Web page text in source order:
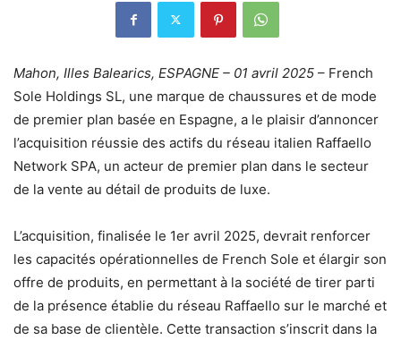
Mahon, Illes Balearics, ESPAGNE – 01 avril 2025 – French
Sole Holdings SL, une marque de chaussures et de mode
de premier plan basée en Espagne, a le plaisir d’annoncer
l’acquisition réussie des actifs du réseau italien Raffaello
Network SPA, un acteur de premier plan dans le secteur
de la vente au détail de produits de luxe.
L’acquisition, finalisée le 1er avril 2025, devrait renforcer
les capacités opérationnelles de French Sole et élargir son
offre de produits, en permettant à la société de tirer parti
de la présence établie du réseau Raffaello sur le marché et
de sa base de clientèle. Cette transaction s’inscrit dans la